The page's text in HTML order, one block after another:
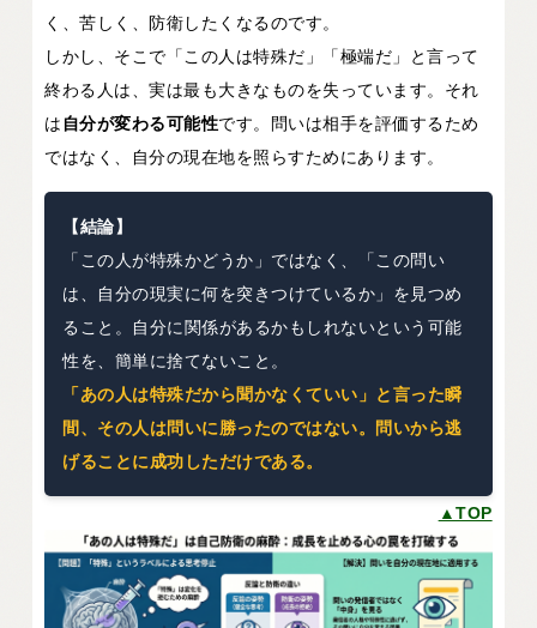
く、苦しく、防衛したくなるのです。
しかし、そこで「この人は特殊だ」「極端だ」と言って
終わる人は、実は最も大きなものを失っています。それ
は 自分が変わる可能性です。問いは相手を評価するため
ではなく、自分の現在地を照らすためにあります。
【結論】
「この人が特殊かどうか」ではなく、「この問い
は、自分の現実に何を突きつけているか」を見つめ
ること。自分に関係があるかもしれないという可能
性を、簡単に捨てないこと。
「あの人は特殊だから聞かなくていい」と言った瞬
間、その人は問いに勝ったのではない。問いから逃
げることに成功しただけである。
▲TOP